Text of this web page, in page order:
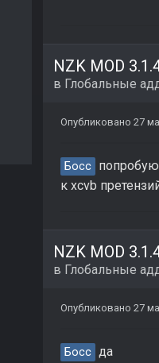
в Глобальные
Опубликовано 27
Босс попробую
к xcvb
в Глобальные
Опубликовано 27
Босс да